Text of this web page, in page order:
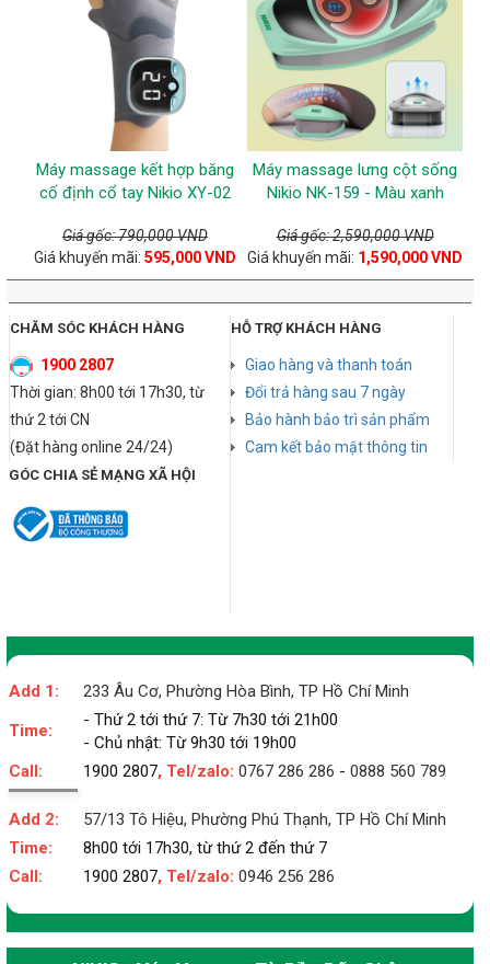
Máy massage kết hợp băng
cố định cổ tay Nikio XY-02
Giá gốc: 790,000 VND
Giá khuyến mãi: 595,000 VND
Máy massage lưng cột sống
Nikio NK-159 - Màu xanh
Giá gốc: 2,590,000 VND
Giá khuyến mãi: 1,590,000 VND
CHĂM SÓC KHÁCH HÀNG
1900 2807
Thời gian: 8h00 tới 17h30, từ
thứ 2 tới CN
(Đặt hàng online 24/24)
HỖ TRỢ KHÁCH HÀNG
Giao hàng và thanh toán
Đổi trả hàng sau 7 ngày
Bảo hành bảo trì sản phẩm
Cam kết bảo mật thông tin
GÓC CHIA SẺ MẠNG XÃ HỘI
Add 1: 233 Âu Cơ, Phường Hòa Bình, TP Hồ Chí Minh
Time:
- Thứ 2 tới thứ 7: Từ 7h30 tới 21h00
- Chủ nhật: Từ 9h30 tới 19h00
Call:
1900 2807, Tel/zalo: 0767 286 286 - 0888 560 789
Add 2:
57/13 Tô Hiệu, Phường Phú Thạnh, TP Hồ Chí Minh
Time:
8h00 tới 17h30, từ thứ 2 đến thứ 7
Call:
1900 2807, Tel/zalo: 0946 256 286